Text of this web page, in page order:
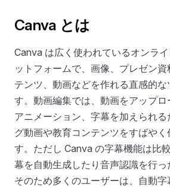
Canva とは
Canva は広く使われているオンラ
ットフォームで、画像、プレゼン
テンツ、動画などを作れる直感的な
す。動画編集では、動画をアップ
アニメーション、字幕を加えられ
グ動画や教育コンテンツをすばやく
す。ただし Canva の字幕機能は比
幕を自動生成したり音声認識を行っ
そのため多くのユーザーは、自動